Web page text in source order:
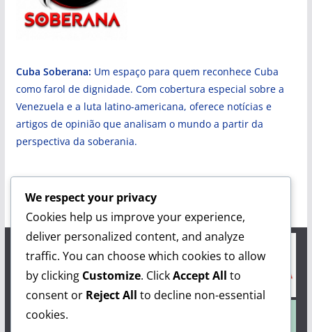
Cuba Soberana: Um espaço para quem reconhece Cuba
como farol de dignidade. Com cobertura especial sobre a
Venezuela e a luta latino-americana, oferece notícias e
artigos de opinião que analisam o mundo a partir da
perspectiva da soberania.
We respect your privacy
Cookies help us improve your experience,
deliver personalized content, and analyze
traffic. You can choose which cookies to allow
by clicking Customize. ClickAccept All to
consent or Reject All to decline non-essential
cookies.